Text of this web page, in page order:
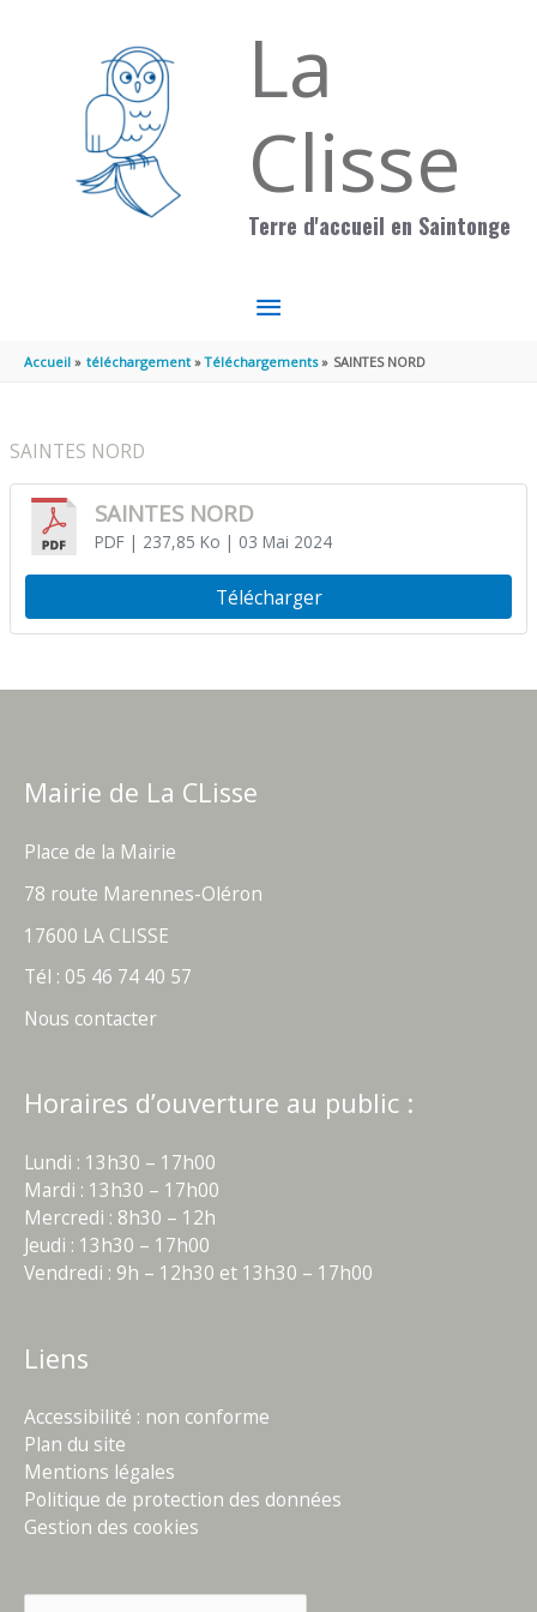
La
Clisse
Terre d'accueil en Saintonge
MENU
PRINCIPAL
Accueil téléchargement Téléchargements SAINTES NORD
SAINTES NORD
SAINTES NORD
PDF| 237,85 Ko | 03 Mai 2024
Télécharger
Mairie de La CLisse
Place de la Mairie
78 route Marennes-Oléron
17600 LA CLISSE
Tél : 05 46 74 40 57
Nous contacter
Horaires d’ouverture au public :
Lundi : 13h30 – 17h00
Mardi : 13h30 – 17h00
Mercredi : 8h30 – 12h
Jeudi : 13h30 – 17h00
Vendredi : 9h – 12h30 et 13h30 – 17h00
Liens
Accessibilité : non conforme
Plan du site
Mentions légales
Politique de protection des données
Gestion des cookies